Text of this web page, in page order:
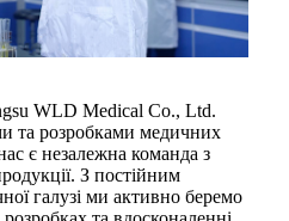
WLD Medical Co., Ltd.
та розробками медичних
є незалежна команда з
З постійним
галузі ми активно беремо